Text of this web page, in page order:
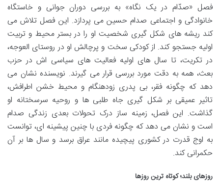
فصل «صدّام در یک نگاه» به بررسی دوران جوانی و خاستگاه
خانوادگی و اجتماعی صدام حسین می پردازد. این فصل تلاش می
کند ریشه های شکل گیری شخصیت او را در بستر محیط و تربیت
اولیه جستجو کند. از کودکی سخت و پرچالش او در روستای العوجه،
در تکریت، تا سال های اولیه فعالیت های سیاسی اش در حزب
بعث، همه به دقت مورد بررسی قرار می گیرند. نویسنده نشان می
دهد که چگونه فقر، بی پدری زودهنگام و محیط خشن اطرافش،
تاثیر عمیقی بر شکل گیری جاه طلبی ها و روحیه سرسختانه او
گذاشت. این فصل، زمینه ساز درک تحولات بعدی زندگی صدام
است و نشان می دهد که چگونه فردی با چنین پیشینه ای، توانست
به اوج قدرت در کشوری پیچیده مانند عراق برسد و سال ها بر آن
حکمرانی کند.
روزهای بلند؛ کوتاه ترین روزها